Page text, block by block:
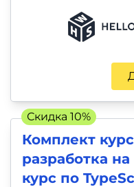
Комплект
разработка
курс по
Скидка 10%